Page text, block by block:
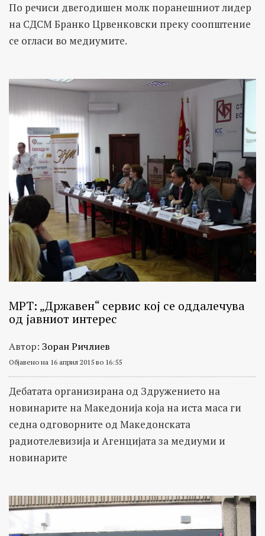
По речиси двегодишен молк поранешниот лидер
на СДСМ Бранко Црвенковски преку соопштение
се огласи во медиумите.
МРТ: „Државен“ сервис кој се оддалечува
од јавниот интерес
Автор: Зоран Ричлиев
Објавено на 16 април 2015 во 16:55
Дебатата организирана од Здружението на
новинарите на Македонија која на иста маса ги
седна одговорните од Македонската
радиотелевизија и Агенцијата за медиуми и
новинарите